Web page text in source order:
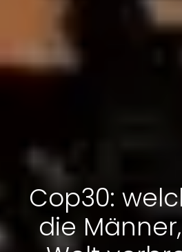
Cop30:
die